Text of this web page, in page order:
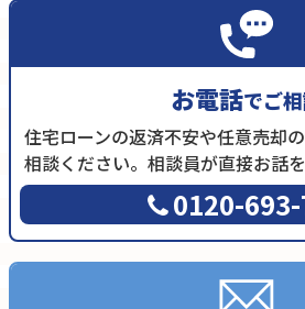
お電話でご
住宅ローンの返済不安や任意売却
相談ください。相談員が直接お話
0120-